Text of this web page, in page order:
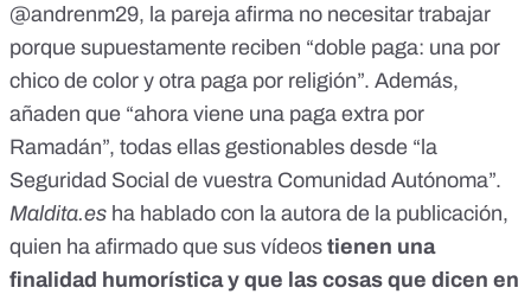
@andrenm29, la pareja afirma no necesitar trabajar
porque supuestamente reciben “doble paga: una por
chico de color y otra paga por religión”. Además,
añaden que “ahora viene una paga extra por
Ramadán”, todas ellas gestionables desde “la
Seguridad Social de vuestra Comunidad Autónoma”.
Maldita.es ha hablado con la autora de la publicación,
quien ha afirmado que sus vídeos tienen una
finalidad humorística y que las cosas que dicen en